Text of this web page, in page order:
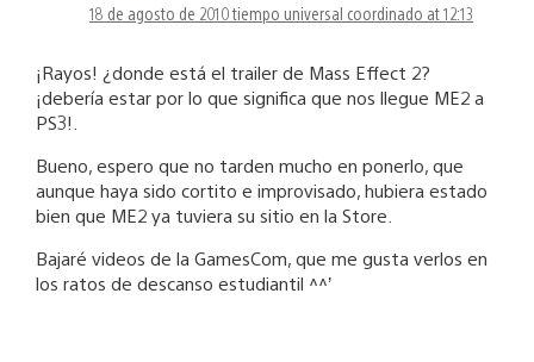
18 de agosto de 2010 tiempo universal coordinado at 12:13
¡Rayos! ¿donde está el trailer de Mass Effect 2?
¡debería estar por lo que significa que nos llegue ME2 a
PS3!.
Bueno, espero que no tarden mucho en ponerlo, que
aunque haya sido cortito e improvisado, hubiera estado
bien que ME2 ya tuviera su sitio en la Store.
Bajaré videos de la GamesCom, que me gusta verlos en
los ratos de descanso estudiantil ^^’